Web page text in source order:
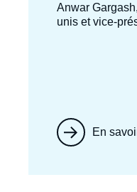
Anwar Gargash
unis et vice-
En